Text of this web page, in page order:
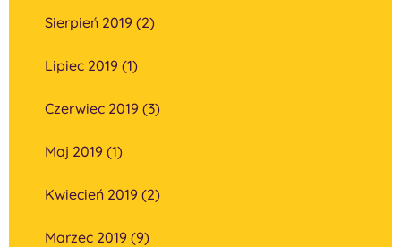
Sierpień 2019 (2)
Lipiec 2019 (1)
Czerwiec 2019 (3)
Maj 2019 (1)
Kwiecień 2019 (2)
Marzec 2019 (9)